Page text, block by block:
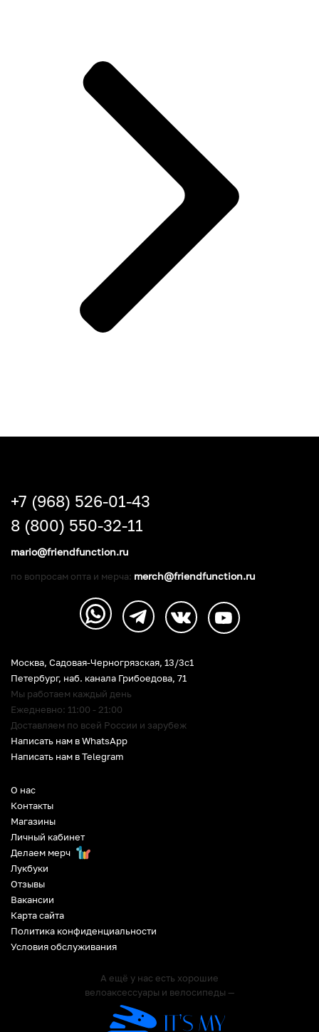
О нас
Контакты
Магазины
Личный кабинет
Делаем мерч
Лукбуки
Отзывы
Вакансии
Карта сайта
Политика конфиденциальности
Условия обслуживания
А ещё у нас есть хорошие
велоаксессуары и велосипеды —
Москва, Садовая-Черногрязская, 13/3c1
Петербург, наб. канала Грибоедова, 71
Мы работаем каждый день
Ежедневно: 11:00 - 21:00
Доставляем по всей России и зарубеж
Написать нам в WhatsApp
Написать нам в Telegram
+7 (968) 526-01-43
8 (800) 550-32-11
mario@friendfunction.ru
по вопросам опта и мерча: merch@friendfunction.ru